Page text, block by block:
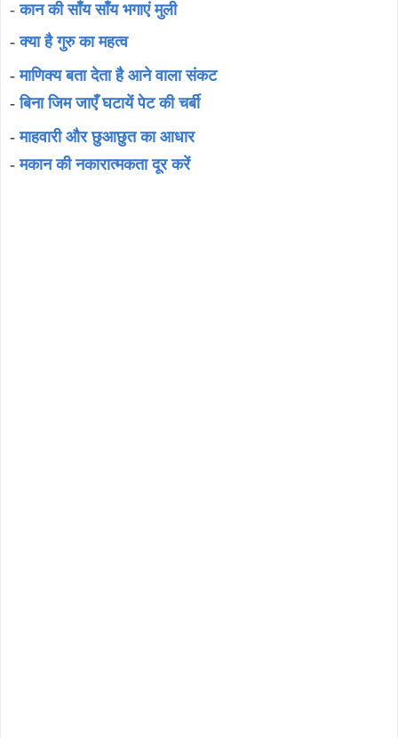
- कान की साँय साँय भगाएं मुली
-क्या है गुरु का महत्व
-माणिक्य बता देता है आने वाला संकट
-बिना जिम जाएँ घटायें पेट की चर्बी
-माहवारी और छुआछुत का आधार
-मकान की नकारात्मकता दूर करें